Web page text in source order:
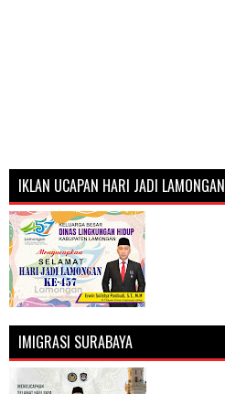
IKLAN UCAPAN HARI JADI LAMONGAN
IMIGRASI SURABAYA